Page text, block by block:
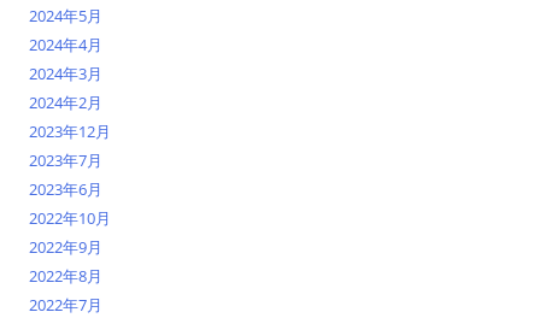
2024年5月
2024年4月
2024年3月
2024年2月
2023年12月
2023年7月
2023年6月
2022年10月
2022年9月
2022年8月
2022年7月